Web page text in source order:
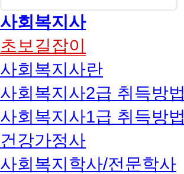
사회복지사
초보길잡이
사회복지사란
사회복지사2급 취득방법
사회복지사1급 취득방법
건강가정사
사회복지학사/전문학사